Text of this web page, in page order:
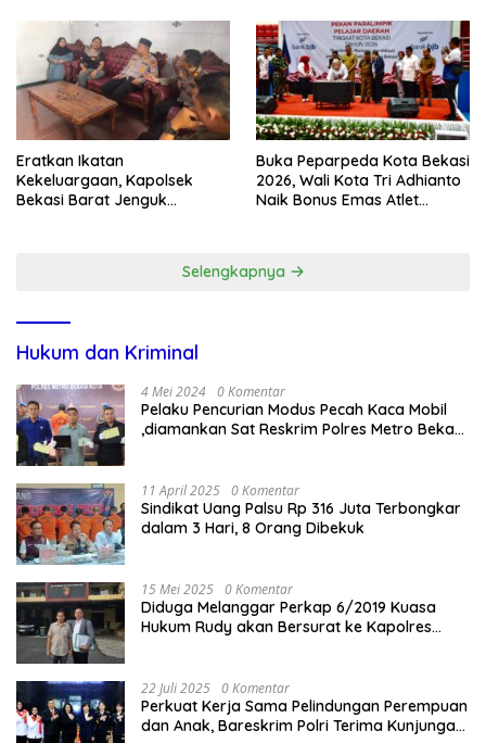
Eratkan Ikatan
Kekeluargaan, Kapolsek
Bekasi Barat Jenguk
Buka Peparpeda Kota Bekasi
2026, Wali Kota Tri Adhianto
Naik Bonus Emas Atlet
Selengkapnya
Hukum dan Kriminal
4 Mei 2024 0 Komentar
Pelaku Pencurian Modus Pecah Kaca Mobil
,diamankan Sat Reskrim Polres Metro Bekasi
11 April 2025 0 Komentar
Sindikat Uang Palsu Rp 316 Juta Terbongkar
dalam 3 Hari, 8 Orang Dibekuk
15 Mei 2025 0 Komentar
Diduga Melanggar Perkap 6/2019 Kuasa
Hukum Rudy akan Bersurat ke Kapolres
22 Juli 2025 0 Komentar
Perkuat Kerja Sama Pelindungan Perempuan
dan Anak, Bareskrim Polri Terima Kunjungan